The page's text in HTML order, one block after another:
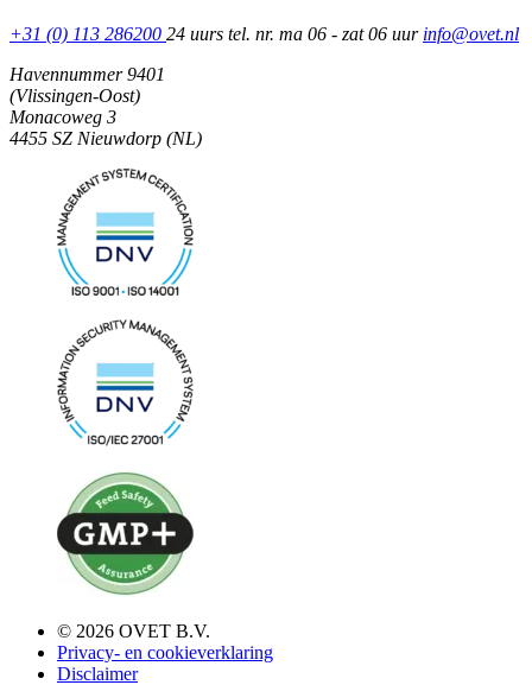
+31 (0) 113 286200 24 uurs tel. nr. ma 06 - zat 06 uur info@ovet.nl
Havennummer 9401
(Vlissingen-Oost)
Monacoweg 3
4455 SZ Nieuwdorp (NL)
© 2026 OVET B.V.
Privacy- en cookieverklaring
Disclaimer